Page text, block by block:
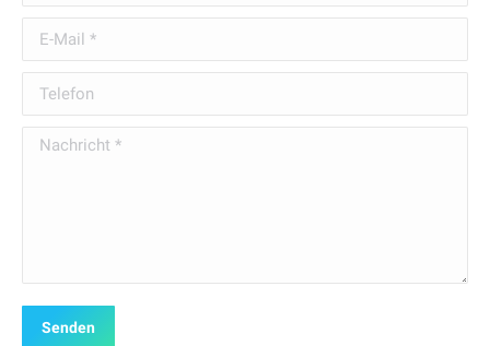
E-Mail *
Telefon
Nachricht *
Senden